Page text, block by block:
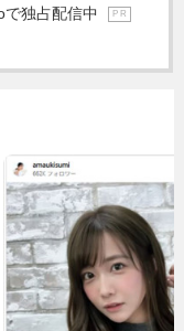
で独占配信中
P R